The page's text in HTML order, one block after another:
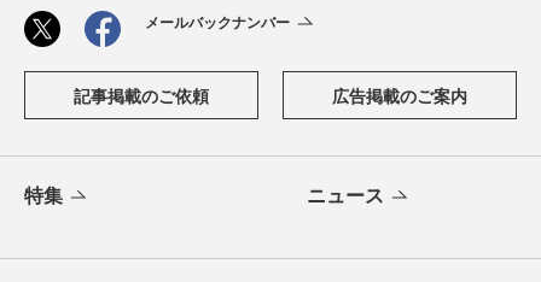
メールバックナンバー
記事掲載のご依頼 広告掲載のご案内
特集 ニュース